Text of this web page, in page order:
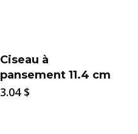
Ciseau à
pansement 11.4 cm
3.04 $